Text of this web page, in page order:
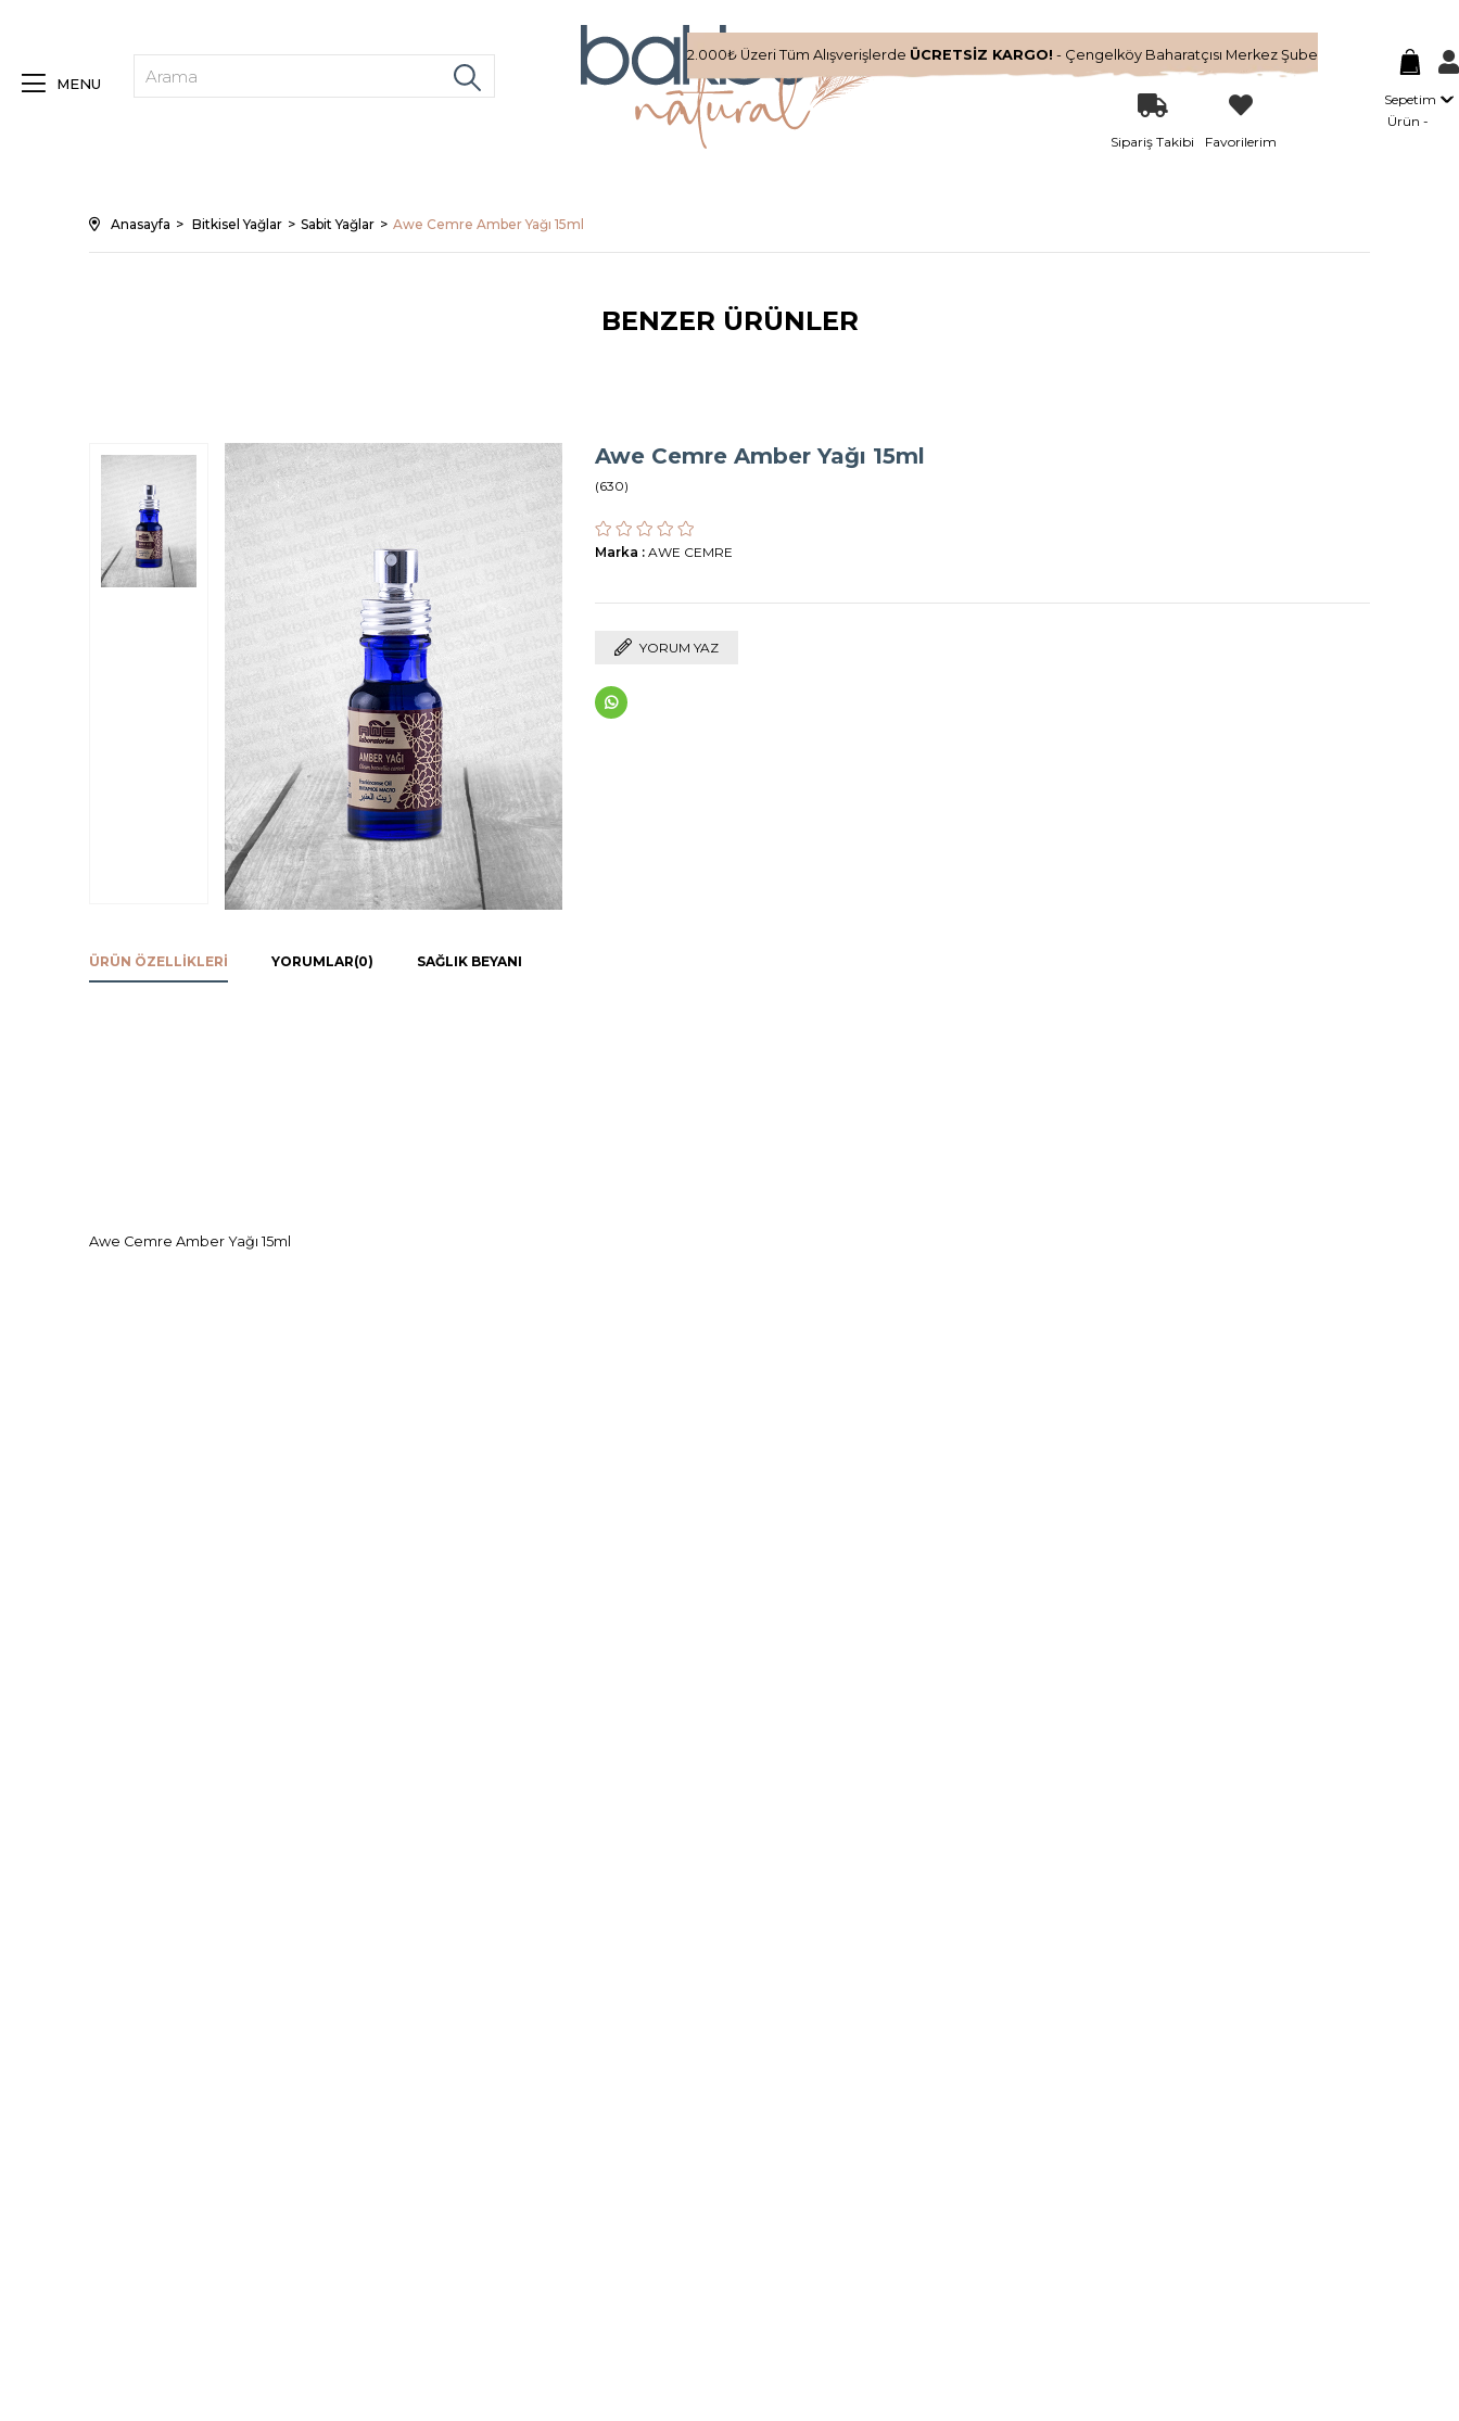
MENU
2.000₺ Üzeri Tüm Alışverişlerde ÜCRETSİZ KARGO! - Çengelköy Baharatçısı Merkez Şube
Sipariş Takibi Favorilerim
Sepetim
Ürün
Anasayfa Bitkisel Yağlar Sabit Yağlar Awe Cemre Amber Yağı 15ml
BENZER ÜRÜNLER
Awe Cemre Amber Yağı 15ml
(630)
Marka : AWE CEMRE
YORUM YAZ
ÜRÜN ÖZELLIKLERI YORUMLAR(0) SAĞLIK BEYANI
Awe Cemre Amber Yağı 15ml